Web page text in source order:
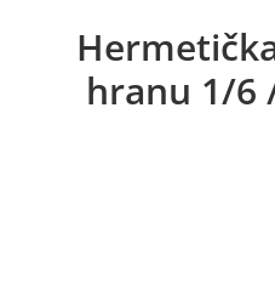
hranu 1/6